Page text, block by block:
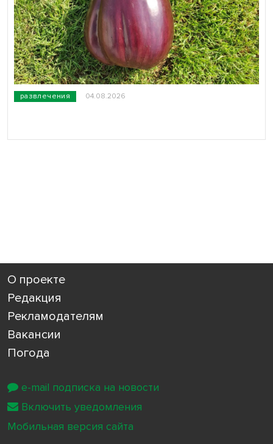
развлечения 04.08.2026
О проекте
Редакция
Рекламодателям
Вакансии
Погода
e-mail подписка на новости
Включить уведомления
Мобильная версия сайта